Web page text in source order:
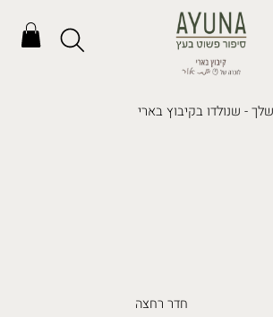
- שנולדו בקיבוץ בארי
חדר רחצה